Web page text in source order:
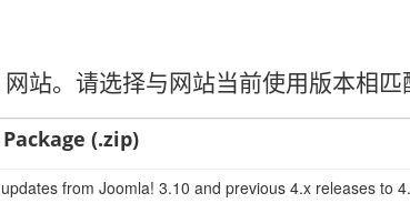
站。请选择与网站当前使用版本相匹
(.zip)
from Joomla! 3.10 and previous 4.x releases to